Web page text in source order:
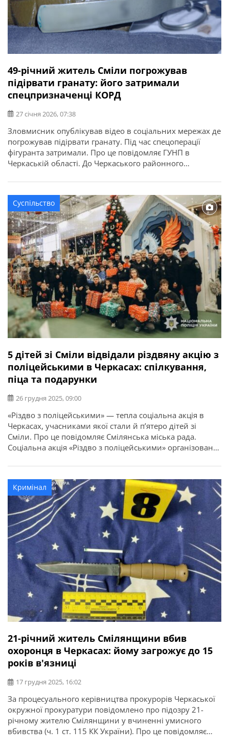
49-річний житель Сміли погрожував
підірвати гранату: його затримали
спецпризначенці КОРД
27 січня 2026, 07:38
Зловмисник опублікував відео в соціальних мережах де
погрожував підірвати гранату. Під час спецоперації
фігуранта затримали. Про це повідомляє ГУНП в
Черкаській області. До Черкаського районного
Смілі місцевий житель опублікував відео в соціальних
мережах, де погрожував підірвати гранату. За адресою
оперативно прибула слідчо-оперативна група,
спецпризначенці КОРД, спеціалісти-криміналісти,
вибухотехніки […]
Суспільство
5 дітей зі Сміли відвідали різдвяну акцію з
поліцейськими в Черкасах: спілкування,
піца та подарунки
26 грудня 2025, 09:00
«Різдво з поліцейськими» — тепла соціальна акція в
Черкасах, учасниками якої стали й п’ятеро дітей зі
Сміли. Про це повідомляє Смілянська міська рада.
Соціальна акція «Різдво з поліцейськими» організована
превенції, Департаменту головної інспекції та
дотримання прав людини НПУ та капеланів.
Поліцейські та капелани створили для малечі дружню й
невимушену атмосферу. Кожну […]
Кримінал
21-річний житель Смілянщини вбив
охоронця в Черкасах: йому загрожує до 15
років в'язниці
17 грудня 2025, 16:02
За процесуального керівництва прокурорів Черкаської
окружної прокуратури повідомлено про підозру 21-
річному жителю Смілянщини у вчиненні умисного
вбивства (ч. 1 ст. 115 КК України). Про це повідомляє